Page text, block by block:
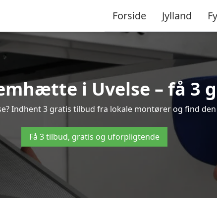
Forside Jylland
i Uvelse – få 3
Indhent 3 gratis tilbud fra lokale montører og find
Få 3 tilbud, gratis og uforpligtende